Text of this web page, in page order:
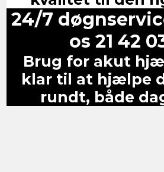
24/7
os 21 42
Brug for akut
klar til at hjælpe
rundt, både